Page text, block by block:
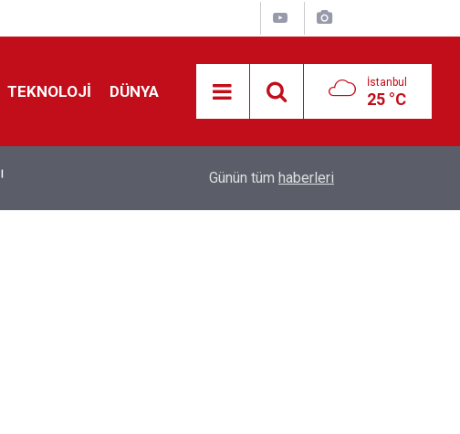
TEKNOLOJİ DÜNYA İstanbul
25 °C
kontrol edecek
Günün tüm haberleri